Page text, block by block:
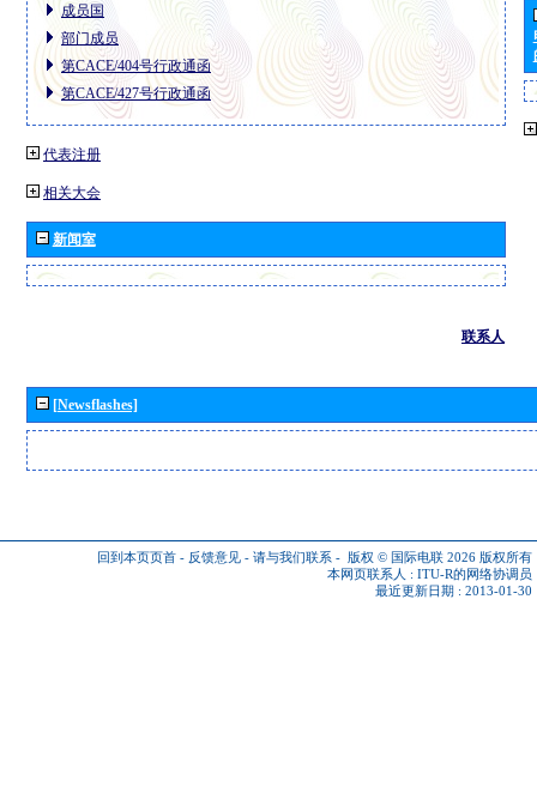
成员国
部门成员
第CACE/404号行政通函
第CACE/427号行政通函
代表注册
相关大会
新闻室
联系人
[Newsflashes]
回到本页页首 - 反馈意见 - 请与我们联系 - 版权 © 国际电联 2026 版权所有
本网页联系人 : ITU-R的网络协调员
最近更新日期 : 2013-01-30